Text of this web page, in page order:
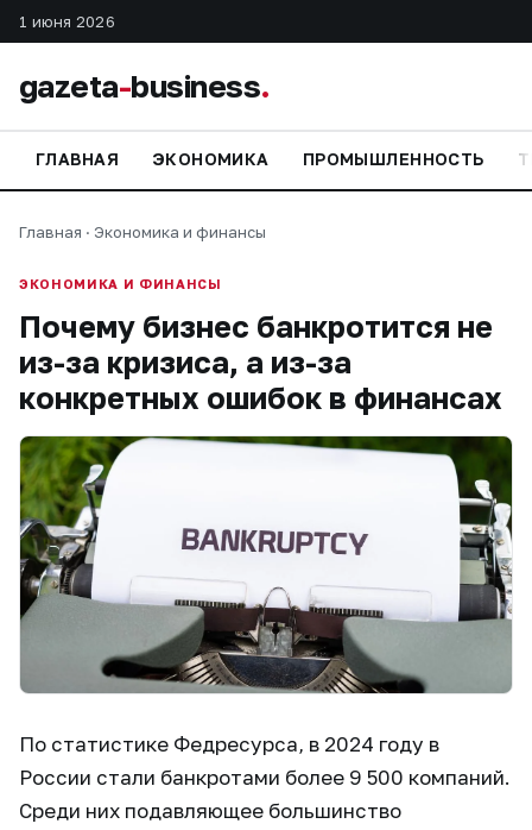
1 июня 2026
gazeta-business.
ГЛАВНАЯ ЭКОНОМИКА ПРОМЫШЛЕННОСТЬ
Главная · Экономика и финансы
ЭКОНОМИКА И ФИНАНСЫ
Почему бизнес банкротится не
из-за кризиса, а из-за
конкретных ошибок в финансах
По статистике Федресурса, в 2024 году в
России стали банкротами более 9 500 компаний.
Среди них подавляющее большинство